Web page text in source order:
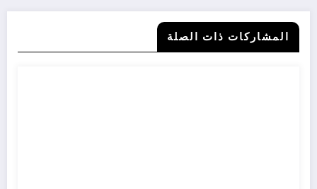
المشاركات ذات الصلة